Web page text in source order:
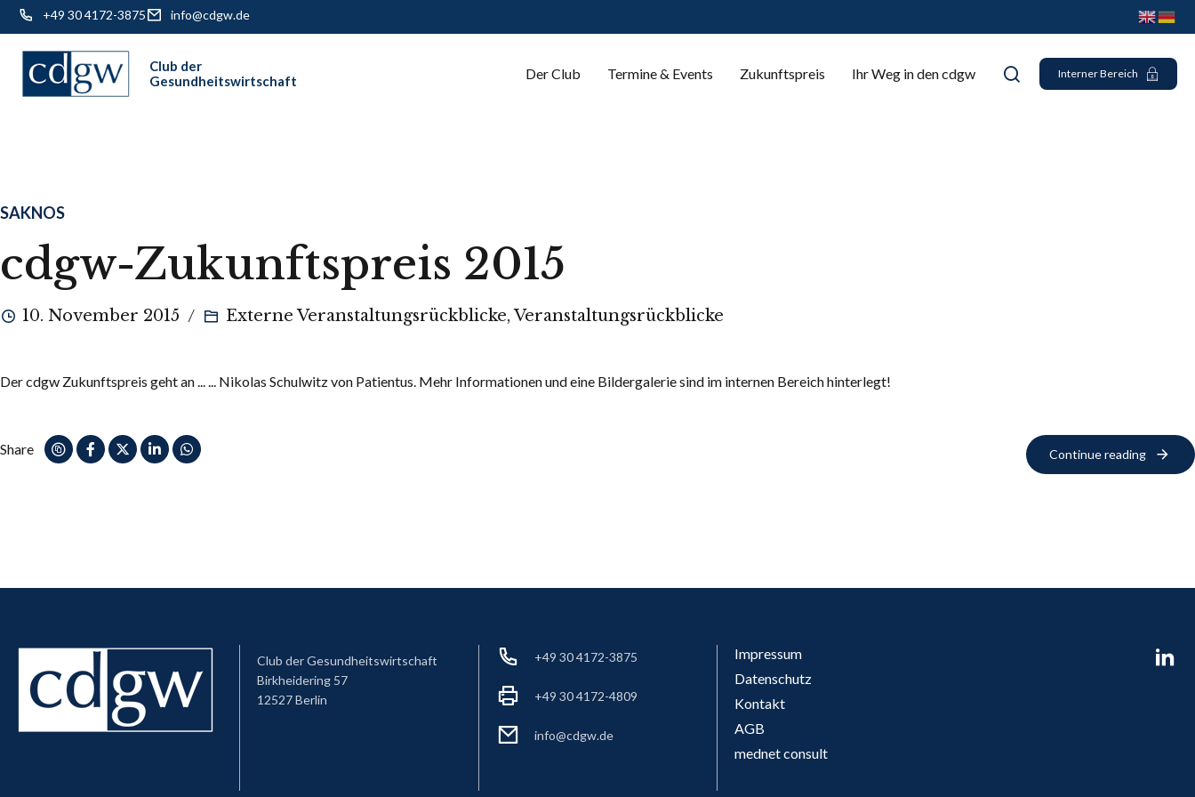
+49 30 4172-3875 info@cdgw.de
Skip
Der Club Termine & Events Zukunftspreis Ihr Weg in den cdgw Interner Bereich
SAKNOS
cdgw-Zukunftspreis 2015
10. November 2015 Externe Veranstaltungsrückblicke, Veranstaltungsrückblicke
Der cdgw Zukunftspreis geht an ... ... Nikolas Schulwitz von Patientus. Mehr Informationen und eine Bildergalerie sind im internen Bereich hinterlegt!
Share Continue reading
Club der Gesundheitswirtschaft
Birkheidering 57
12527 Berlin
+49 30 4172-3875
+49 30 4172-4809
info@cdgw.de
Impressum
Datenschutz
Kontakt
AGB
mednet consult